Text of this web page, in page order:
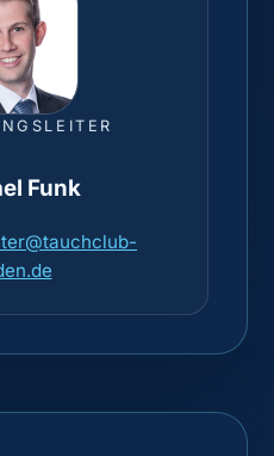
Funk